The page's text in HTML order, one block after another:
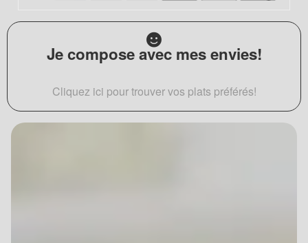
Je compose avec mes envies!
Cliquez ici pour trouver vos plats préférés!